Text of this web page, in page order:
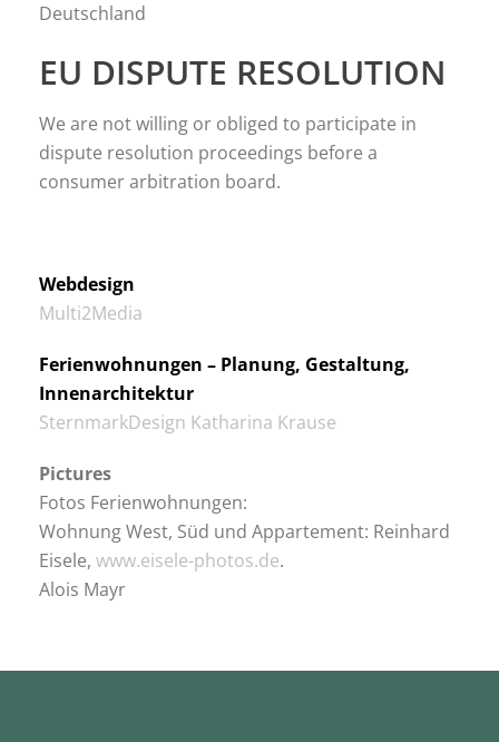
Deutschland
EU DISPUTE RESOLUTION
We are not willing or obliged to participate in
dispute resolution proceedings before a
consumer arbitration board.
Webdesign
Multi2Media
Ferienwohnungen – Planung, Gestaltung,
Innenarchitektur
SternmarkDesign Katharina Krause
Pictures
Fotos Ferienwohnungen:
Wohnung West, Süd und Appartement: Reinhard
Eisele, www.eisele-photos.de.
Alois Mayr